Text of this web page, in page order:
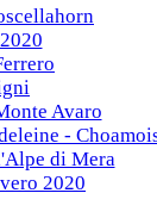
Avaro
-
di Mera
2020